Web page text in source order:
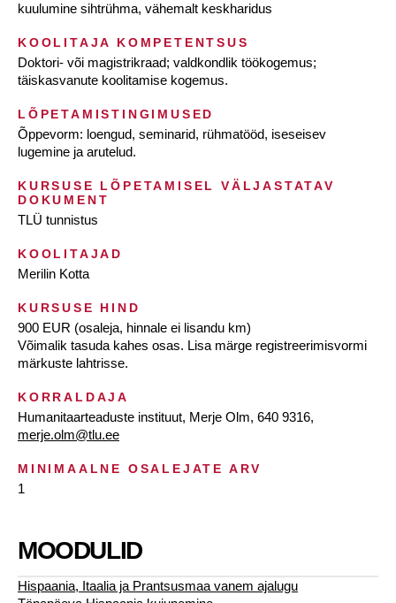
kuulumine sihtrühma, vähemalt keskharidus
KOOLITAJA KOMPETENTSUS
Doktori- või magistrikraad; valdkondlik töökogemus;
täiskasvanute koolitamise kogemus.
LÕPETAMISTINGIMUSED
Õppevorm: loengud, seminarid, rühmatööd, iseseisev
lugemine ja arutelud.
KURSUSE LÕPETAMISEL VÄLJASTATAV
DOKUMENT
TLÜ tunnistus
KOOLITAJAD
Merilin Kotta
KURSUSE HIND
900 EUR (osaleja, hinnale ei lisandu km)
Võimalik tasuda kahes osas. Lisa märge registreerimisvormi
märkuste lahtrisse.
KORRALDAJA
Humanitaarteaduste instituut, Merje Olm, 640 9316,
merje.olm@tlu.ee
MINIMAALNE OSALEJATE ARV
1
MOODULID
Hispaania, Itaalia ja Prantsusmaa vanem ajalugu